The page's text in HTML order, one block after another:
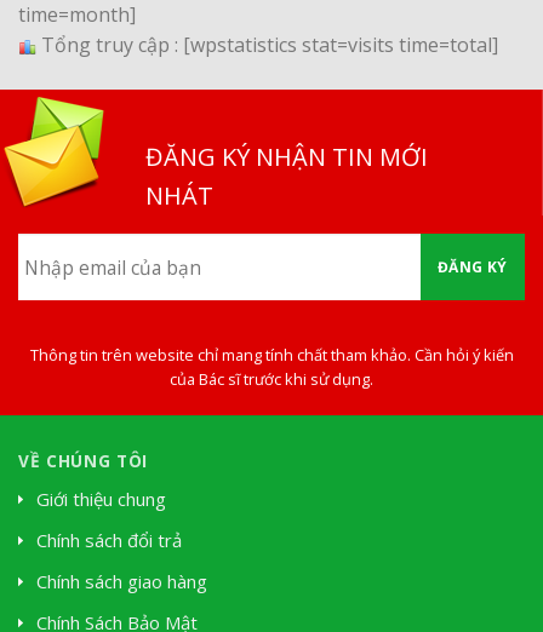
time=month]
Tổng truy cập : [wpstatistics stat=visits time=total]
ĐĂNG KÝ NHẬN TIN MỚI
NHÁT
ĐĂNG KÝ
Thông tin trên website chỉ mang tính chất tham khảo. Cần hỏi ý kiến
của Bác sĩ trước khi sử dụng.
VỀ CHÚNG TÔI
Giới thiệu chung
Chính sách đổi trả
Chính sách giao hàng
Chính Sách Bảo Mật